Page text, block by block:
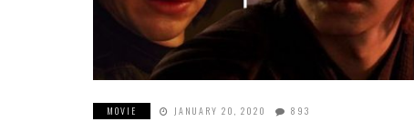
MOVIE JANUARY 20, 2020 893